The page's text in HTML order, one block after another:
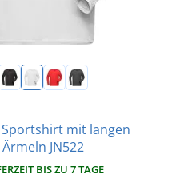
mit langen
Ärmeln JN522
BIS ZU 7 TAGE